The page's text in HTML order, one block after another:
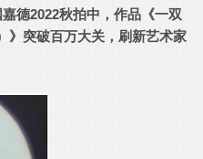
德2022秋拍中，作品《一双
》突破百万大关，刷新艺术家